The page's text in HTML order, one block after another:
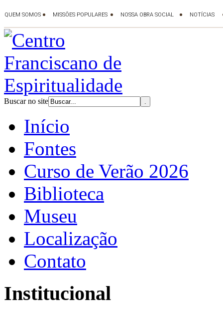
Buscar no site
Início
Fontes
Curso de Verão 2026
Biblioteca
Museu
Localização
Contato
Institucional